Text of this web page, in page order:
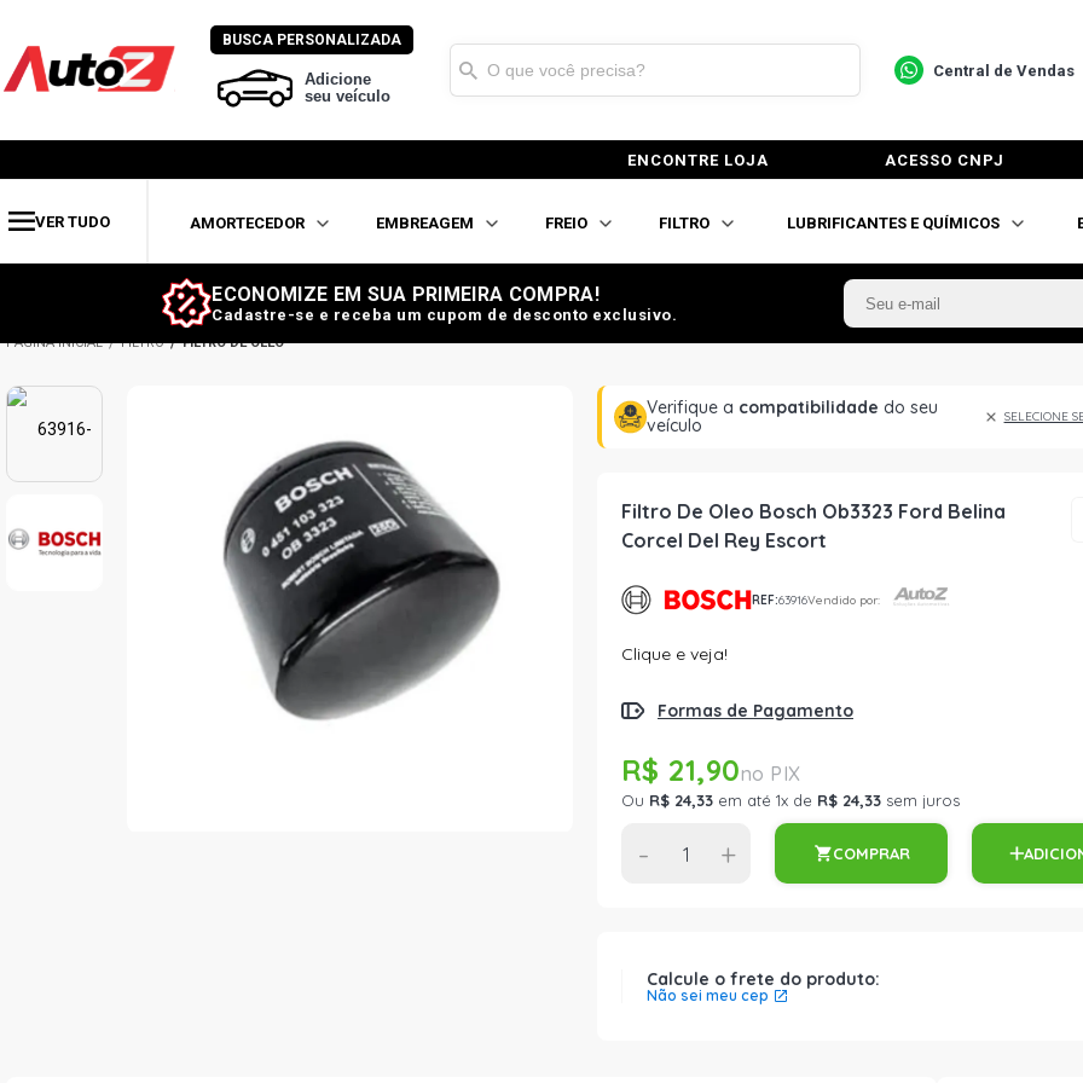
BUSCA PERSONALIZADA
Adicione
seu veículo
Central de Vendas
ENCONTRE LOJA ACESSO CNPJ
VER TUDO AMORTECEDOR EMBREAGEM FREIO FILTRO LUBRIFICANTES E QUÍMICOS
ECONOMIZE EM SUA PRIMEIRA COMPRA!
Cadastre-se e receba um cupom de desconto exclusivo.
FILTRO FILTRO DE ÓLEO
Verifique a compatibilidade do seu
veículo
SELECIONE
Filtro De Oleo Bosch Ob3323 Ford Belina
Corcel Del Rey Escort
REF:63916Vendido por:
Clique e veja!
Formas de Pagamento
R$ 21,90
Ou R$ 24,33 em até 1x de R$ 24,33 sem juros
- + COMPRAR
Calcule o frete do produto:
Não sei meu cep